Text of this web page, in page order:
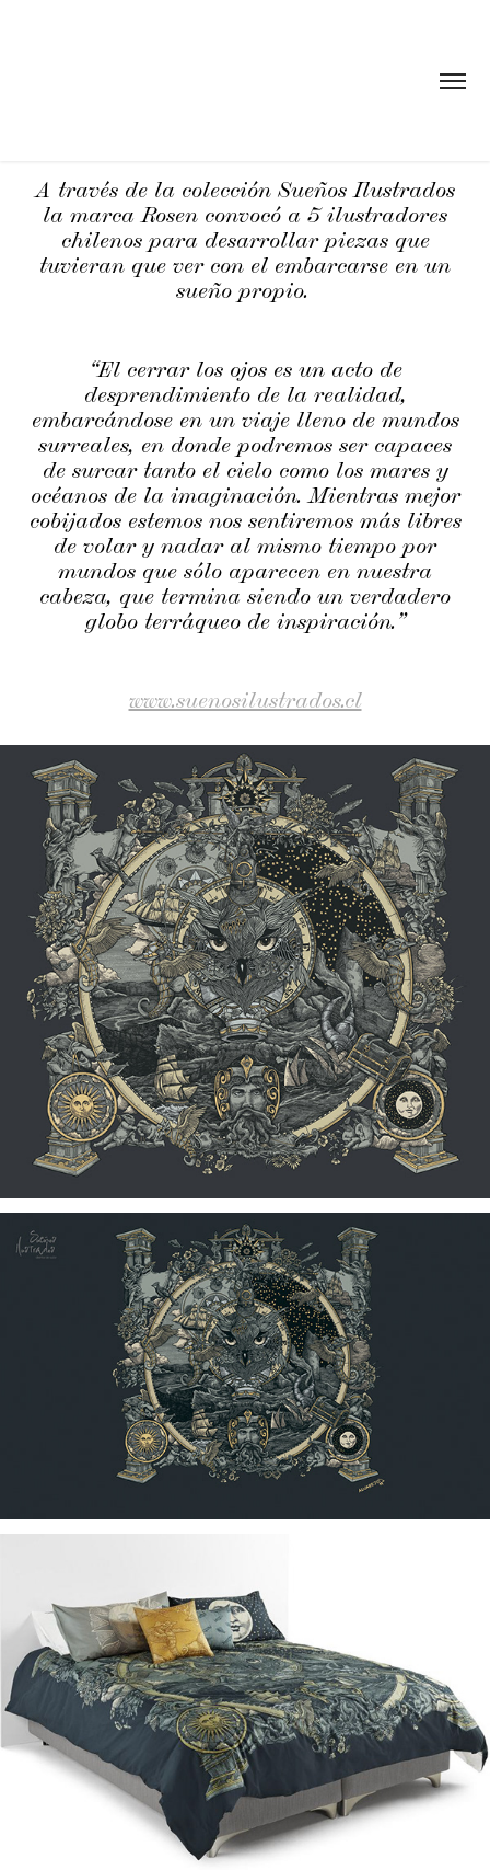
A través de la colección Sueños Ilustrados
la marca Rosen convocó a 5 ilustradores
chilenos para desarrollar piezas que
tuvieran que ver con el embarcarse en un
sueño propio.
“El cerrar los ojos es un acto de
desprendimiento de la realidad,
embarcándose en un viaje lleno de mundos
surreales, en donde podremos ser capaces
de surcar tanto el cielo como los mares y
océanos de la imaginación. Mientras mejor
cobijados estemos nos sentiremos más libres
de volar y nadar al mismo tiempo por
mundos que sólo aparecen en nuestra
cabeza, que termina siendo un verdadero
globo terráqueo de inspiración.”
www.suenosilustrados.cl